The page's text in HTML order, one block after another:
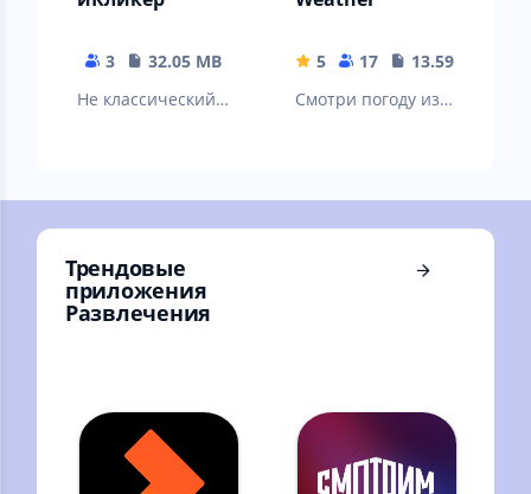
3
32.05 MB
Не классический
5 17
13.59 MB
Смотри погоду из
Трендовые
приложения
Развлечения